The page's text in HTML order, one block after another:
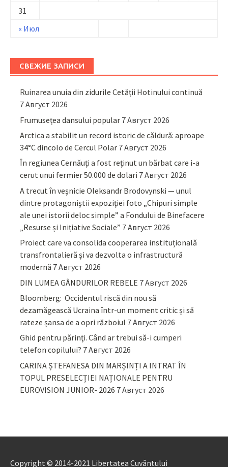
« Июл
31
СВЕЖИЕ ЗАПИСИ
Ruinarea unuia din zidurile Cetății Hotinului continuă
7 Август 2026
Frumusețea dansului popular 7 Август 2026
Arctica a stabilit un record istoric de căldură: aproape
34°C dincolo de Cercul Polar 7 Август 2026
În regiunea Cernăuți a fost reținut un bărbat care i-a
cerut unui fermier 50.000 de dolari 7 Август 2026
A trecut în veșnicie Oleksandr Brodovynski — unul
dintre protagoniștii expoziției foto „Chipuri simple
ale unei istorii deloc simple” a Fondului de Binefacere
„Resurse și Inițiative Sociale” 7 Август 2026
Proiect care va consolida cooperarea instituțională
transfrontalieră și va dezvolta o infrastructură
modernă 7 Август 2026
DIN LUMEA GÂNDURILOR REBELE 7 Август 2026
Bloomberg: Occidentul riscă din nou să
dezamăgească Ucraina într-un moment critic și să
rateze șansa de a opri războiul 7 Август 2026
Ghid pentru părinţi. Când ar trebui să-i cumperi
telefon copilului? 7 Август 2026
CARINA ȘTEFANESA DIN MARȘINȚI A INTRAT ÎN
TOPUL PRESELECȚIEI NAȚIONALE PENTRU
EUROVISION JUNIOR- 2026 7 Август 2026
Copyright © 2014-2021 Libertatea Cuvântului